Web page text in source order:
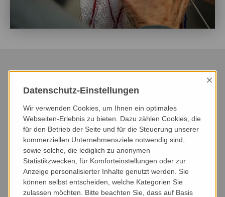
NÄCHSTER MONAT
NÄCHSTE 3 MONATE NÄCHSTE 6 MONATE DIESES JAHR
VERANSTALTUNGSART VERANSTALTUNGSORT
Datenschutz-Einstellungen
×
Wir verwenden Cookies, um Ihnen ein optimales
Webseiten-Erlebnis zu bieten. Dazu zählen Cookies, die
für den Betrieb der Seite und für die Steuerung unserer
kommerziellen Unternehmensziele notwendig sind,
sowie solche, die lediglich zu anonymen
Statistikzwecken, für Komforteinstellungen oder zur
Anzeige personalisierter Inhalte genutzt werden. Sie
können selbst entscheiden, welche Kategorien Sie
zulassen möchten. Bitte beachten Sie, dass auf Basis